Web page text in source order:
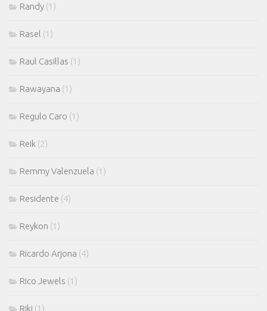
Randy (1)
Rasel (1)
Raul Casillas (1)
Rawayana (1)
Regulo Caro (1)
Reik (2)
Remmy Valenzuela (1)
Residente (4)
Reykon (1)
Ricardo Arjona (4)
Rico Jewels (1)
Riki (1)